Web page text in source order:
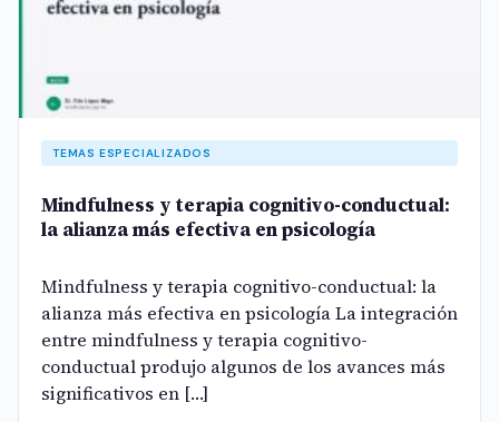
TEMAS ESPECIALIZADOS
Mindfulness y terapia cognitivo-conductual:
la alianza más efectiva en psicología
Mindfulness y terapia cognitivo-conductual: la
alianza más efectiva en psicología La integración
entre mindfulness y terapia cognitivo-
conductual produjo algunos de los avances más
significativos en […]